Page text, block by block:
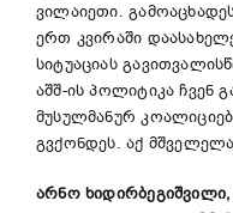
ვილაიეთი.
ერთ კვირაში
სიტუაციას
აშშ-ის პოლიტიკა ჩვენ
მუსულმანურ
გვქონდეს. აქ
არნო ხიდირბეგიშვილი,